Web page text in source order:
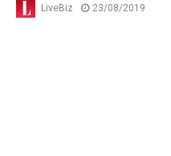
LiveBiz 23/08/2019